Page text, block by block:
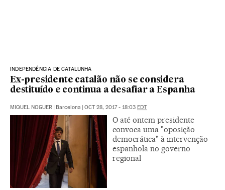
INDEPENDÊNCIA DE CATALUNHA
Ex-presidente catalão não se considera
destituído e continua a desafiar a Espanha
MIQUEL NOGUER | Barcelona | OCT 28, 2017 - 18:03 EDT
O até ontem presidente
convoca uma "oposição
democrática" à intervenção
espanhola no governo
regional